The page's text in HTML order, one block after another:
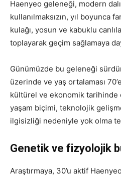
Haenyeo geleneği, modern
kullanılmaksızın, yıl boyunca
kulağı, yosun ve kabuklu
toplayarak geçim sağlamaya
Günümüzde bu geleneği
üzerinde ve yaş ortalaması
kültürel ve ekonomik
yaşam biçimi, teknolojik
ilgisizliği nedeniyle yok olma
Genetik ve fizyolojik
Araştırmaya, 30’u aktif